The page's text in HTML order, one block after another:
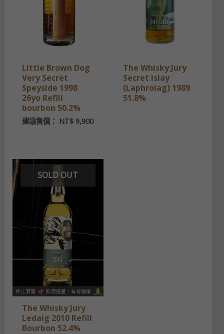
Little Brown Dog
Very Secret
Speyside 1998
26yo Refill
bourbon 50.2%
建議售價： NT$9,900
The Whisky Jury
Secret Islay
(Laphroiag) 1989
51.8%
SOLD OUT
The Whisky Jury
Ledaig 2010 Refill
Bourbon 52.4%